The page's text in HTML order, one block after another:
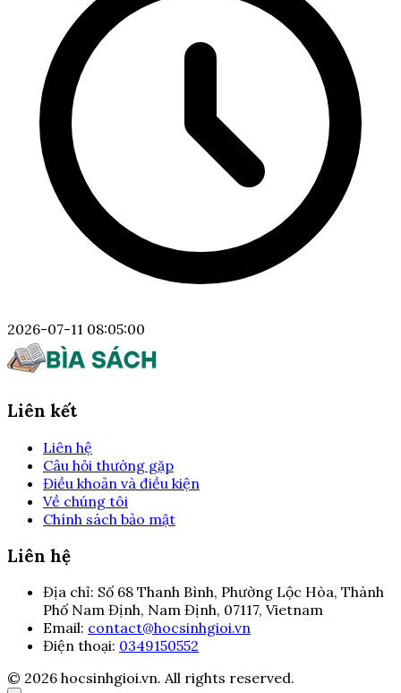
2026-07-11 08:05:00
Liên kết
Liên hệ
Câu hỏi thường gặp
Điều khoản và điều kiện
Về chúng tôi
Chính sách bảo mật
Liên hệ
Địa chỉ: Số 68 Thanh Bình, Phường Lộc Hòa, Thành
Phố Nam Định, Nam Định, 07117, Vietnam
Email: contact@hocsinhgioi.vn
Điện thoại: 0349150552
© 2026 hocsinhgioi.vn. All rights reserved.